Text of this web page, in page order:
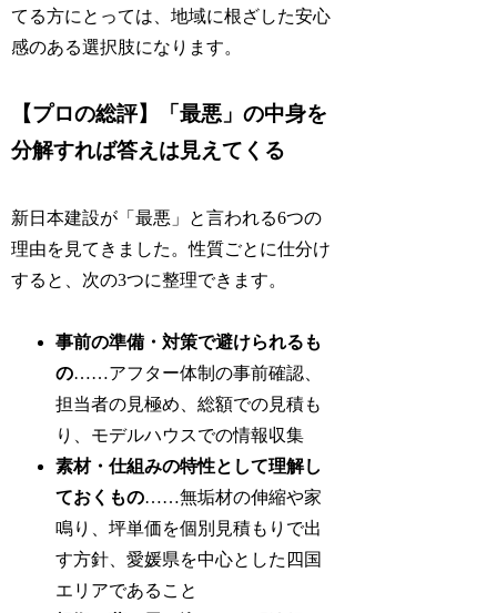
てる方にとっては、地域に根ざした安心
感のある選択肢になります。
【プロの総評】「最悪」の中身を
分解すれば答えは見えてくる
新日本建設が「最悪」と言われる6つの
理由を見てきました。性質ごとに仕分け
すると、次の3つに整理できます。
事前の準備・対策で避けられるも
の……アフター体制の事前確認、
担当者の見極め、総額での見積も
り、モデルハウスでの情報収集
素材・仕組みの特性として理解し
ておくもの……無垢材の伸縮や家
鳴り、坪単価を個別見積もりで出
す方針、愛媛県を中心とした四国
エリアであること